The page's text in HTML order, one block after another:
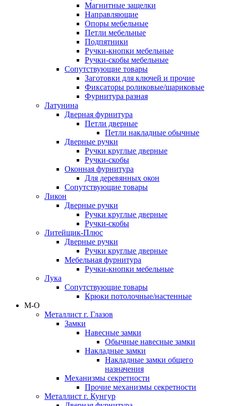
Магнитные защелки
Направляющие
Опоры мебельные
Петли мебельные
Подпятники
Ручки-кнопки мебельные
Ручки-скобы мебельные
Сопутствующие товары
Заготовки для ключей и прочие
Фиксаторы роликовые/шариковые
Фурнитура разная
Латунина
Дверная фурнитура
Петли дверные
Петли накладные обычные
Дверные ручки
Ручки круглые дверные
Ручки-скобы
Оконная фурнитура
Для деревянных окон
Сопутствующие товары
Ликон
Дверные ручки
Ручки круглые дверные
Ручки-скобы
Литейщик-Плюс
Дверные ручки
Ручки круглые дверные
Мебельная фурнитура
Ручки-кнопки мебельные
Лука
Сопутствующие товары
Крюки потолочные/настенные
М-О
Металлист г. Глазов
Замки
Навесные замки
Обычные навесные замки
Накладные замки
Накладные замки общего
назначения
Механизмы секретности
Прочие механизмы секретности
Металлист г. Кунгур